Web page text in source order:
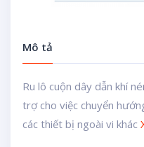
Mô tả
Ru lô cuộn dây dẫn khí
trợ cho việc chuyển
các thiết bị ngoài vi khác